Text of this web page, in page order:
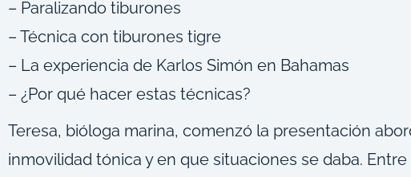
– Paralizando tiburones
– Técnica con tiburones tigre
– La experiencia de Karlos Simón en Bahamas
– ¿Por qué hacer estas técnicas?
Teresa, bióloga marina, comenzó la presentación
inmovilidad tónica y en que situaciones se daba.